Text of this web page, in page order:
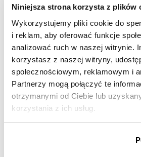
Niniejsza strona korzysta z plików
Wykorzystujemy pliki cookie do
i reklam, aby oferować funkcje
analizować ruch w naszej witrynie.
korzystasz z naszej witryny,
społecznościowym, reklamowym i
Partnerzy mogą połączyć te
otrzymanymi od Ciebie lub
korzystania z ich usług.
rewelacja ten wok jest super
Ocenił(a) produkt na
Opinia zamieszczona 30.03.2026
Szybka przesyłka, produkt